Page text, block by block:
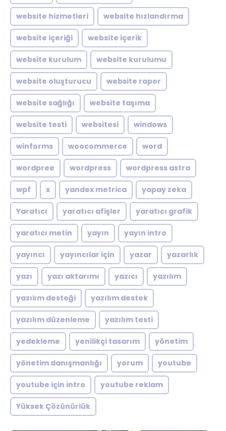
website hizmetleri website hızlandırma
website içeriği website içerik
website kurulum website kurulumu
website oluşturucu website rapor
website sağlığı website taşıma
website testi websitesi windows
winforms woocommerce word
wordpree wordpress wordpress astra
wpf x yandex metrica yapay zeka
Yaratıcı yaratıcı afişler yaratıcı grafik
yaratıcı metin yayın yayın intro
yayıncı yayıncılar için yazar yazarlık
yazı yazı aktarımı yazıcı yazılım
yazılım desteği yazılım destek
yazılım düzenleme yazılım testi
yedekleme yenilikçi tasarım yönetim
yönetim danışmanlığı yorum youtube
youtube için intro youtube reklam
Yüksek Çözünürlük